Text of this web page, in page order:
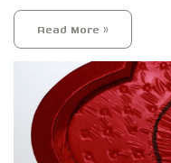
Read More »